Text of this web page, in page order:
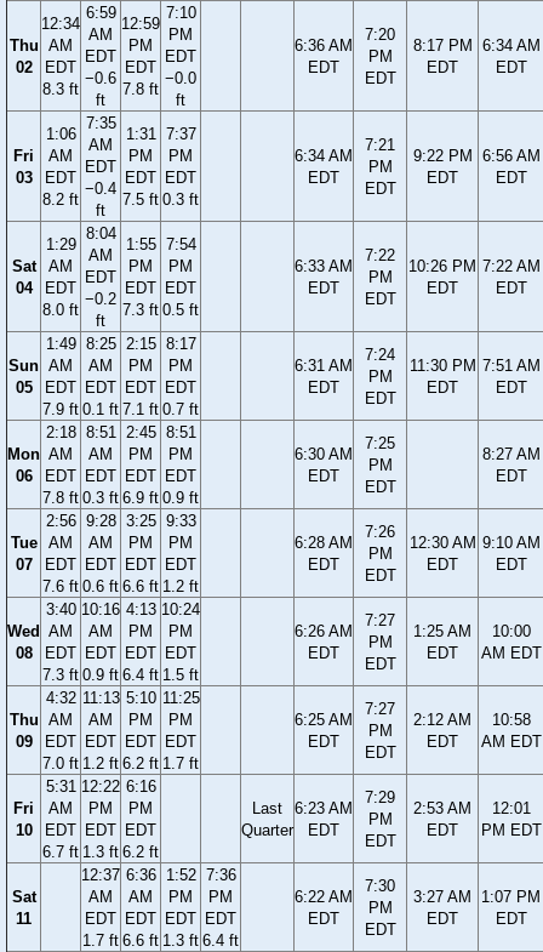
Thu
02
12:34
AM
EDT
8.3 ft
6:59
AM
EDT
−0.6
ft
12:59
PM
EDT
7.8 ft
7:10
PM
EDT
−0.0
ft
6:36 AM
EDT
7:20
PM
EDT
8:17 PM
EDT
6:34 AM
EDT
Fri
03
1:06
AM
EDT
8.2 ft
7:35
AM
EDT
−0.4
ft
1:31
PM
EDT
7.5 ft
7:37
PM
EDT
0.3 ft
6:34 AM
EDT
7:21
PM
EDT
9:22 PM
EDT
6:56 AM
EDT
Sat
04
1:29
AM
EDT
8.0 ft
8:04
AM
EDT
−0.2
ft
1:55
PM
EDT
7.3 ft
7:54
PM
EDT
0.5 ft
6:33 AM
EDT
7:22
PM
EDT
10:26 PM
EDT
7:22 AM
EDT
Sun
05
1:49
AM
EDT
7.9 ft
8:25
AM
EDT
0.1 ft
2:15
PM
EDT
7.1 ft
8:17
PM
EDT
0.7 ft
6:31 AM
EDT
7:24
PM
EDT
11:30 PM
EDT
7:51 AM
EDT
Mon
06
2:18
AM
EDT
7.8 ft
8:51
AM
EDT
0.3 ft
2:45
PM
EDT
6.9 ft
8:51
PM
EDT
0.9 ft
6:30 AM
EDT
7:25
PM
EDT
8:27 AM
EDT
Tue
07
2:56
AM
EDT
7.6 ft
9:28
AM
EDT
0.6 ft
3:25
PM
EDT
6.6 ft
9:33
PM
EDT
1.2 ft
6:28 AM
EDT
7:26
PM
EDT
12:30 AM
EDT
9:10 AM
EDT
Wed
08
3:40
AM
EDT
7.3 ft
10:16
AM
EDT
0.9 ft
4:13
PM
EDT
6.4 ft
10:24
PM
EDT
1.5 ft
6:26 AM
EDT
7:27
PM
EDT
1:25 AM
EDT
10:00
AM EDT
Thu
09
4:32
AM
EDT
7.0 ft
11:13
AM
EDT
1.2 ft
5:10
PM
EDT
6.2 ft
11:25
PM
EDT
1.7 ft
6:25 AM
EDT
7:27
PM
EDT
2:12 AM
EDT
10:58
AM EDT
Fri
10
5:31
AM
EDT
6.7 ft
12:22
PM
EDT
1.3 ft
6:16
PM
EDT
6.2 ft
Last
Quarter
6:23 AM
EDT
7:29
PM
EDT
2:53 AM
EDT
12:01
PM EDT
Sat
11
12:37
AM
EDT
1.7 ft
6:36
AM
EDT
6.6 ft
1:52
PM
EDT
1.3 ft
7:36
PM
EDT
6.4 ft
6:22 AM
EDT
7:30
PM
EDT
3:27 AM
EDT
1:07 PM
EDT